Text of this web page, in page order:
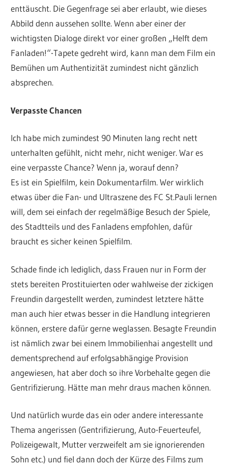
enttäuscht. Die Gegenfrage sei aber erlaubt, wie dieses
Abbild denn aussehen sollte. Wenn aber einer der
wichtigsten Dialoge direkt vor einer großen „Helft dem
Fanladen!“-Tapete gedreht wird, kann man dem Film ein
Bemühen um Authentizität zumindest nicht gänzlich
absprechen.
Verpasste Chancen
Ich habe mich zumindest 90 Minuten lang recht nett
unterhalten gefühlt, nicht mehr, nicht weniger. War es
eine verpasste Chance? Wenn ja, worauf denn?
Es ist ein Spielfilm, kein Dokumentarfilm. Wer wirklich
etwas über die Fan- und Ultraszene des FC St.Pauli lernen
will, dem sei einfach der regelmäßige Besuch der Spiele,
des Stadtteils und des Fanladens empfohlen, dafür
braucht es sicher keinen Spielfilm.
Schade finde ich lediglich, dass Frauen nur in Form der
stets bereiten Prostituierten oder wahlweise der zickigen
Freundin dargestellt werden, zumindest letztere hätte
man auch hier etwas besser in die Handlung integrieren
können, erstere dafür gerne weglassen. Besagte Freundin
ist nämlich zwar bei einem Immobilienhai angestellt und
dementsprechend auf erfolgsabhängige Provision
angewiesen, hat aber doch so ihre Vorbehalte gegen die
Gentrifizierung. Hätte man mehr draus machen können.
Und natürlich wurde das ein oder andere interessante
Thema angerissen (Gentrifizierung, Auto-Feuerteufel,
Polizeigewalt, Mutter verzweifelt am sie ignorierenden
Sohn etc.) und fiel dann doch der Kürze des Films zum